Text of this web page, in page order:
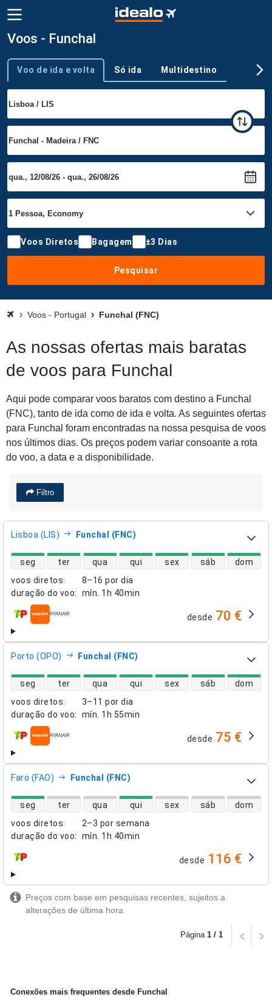
Voos - Funchal
Tipo de viagem
Voo de ida e volta Só ida Multidestino
Voos Diretos Bagagem ±3 Dias
Pesquisar
Voos - Portugal Funchal (FNC)
As nossas ofertas mais baratas
de voos para Funchal
Aqui pode comparar voos baratos com destino a Funchal
(FNC), tanto de ida como de ida e volta. As seguintes ofertas
para Funchal foram encontradas na nossa pesquisa de voos
nos últimos dias. Os preços podem variar consoante a rota
do voo, a data e a disponibilidade.
Filtro
Lisboa (LIS) Funchal (FNC)
voos diretos:
8–16 por dia
duração do voo: mín. 1h 40min
disponibilidade de voos diretos
seg ter qua qui sex sáb dom
companhias aéreas desde 70 €
Porto (OPO) Funchal (FNC)
voos diretos:
3–11 por dia
duração do voo: mín. 1h 55min
disponibilidade de voos diretos
seg ter qua qui sex sáb dom
companhias aéreas desde 75 €
Faro (FAO) Funchal (FNC)
voos diretos:
2–3 por semana
duração do voo: mín. 1h 40min
disponibilidade de voos diretos
seg ter qua qui sex sáb dom
companhias aéreas desde 116 €
Preços com base em pesquisas recentes, sujeitos a
alterações de última hora
Página 1 / 1
Conexões mais frequentes desde Funchal